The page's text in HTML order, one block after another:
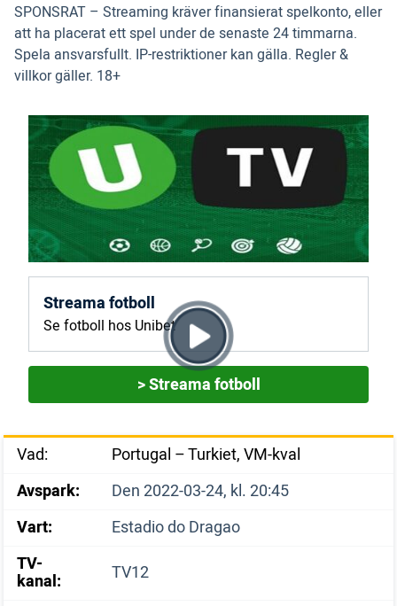
SPONSRAT – Streaming kräver finansierat spelkonto, eller
att ha placerat ett spel under de senaste 24 timmarna.
Spela ansvarsfullt. IP-restriktioner kan gälla. Regler &
villkor gäller. 18+
Streama fotboll
Se fotboll hos Unibet
> Streama fotboll
Vad:
Portugal – Turkiet, VM-kval
Avspark:
Den 2022-03-24, kl. 20:45
Vart:
Estadio do Dragao
TV-
kanal: TV12